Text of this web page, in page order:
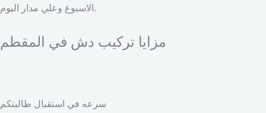
الاسبوع وعلي مدار اليوم.
مزايا تركيب دش في المقطم
سرعه في استقبال طالبتكم